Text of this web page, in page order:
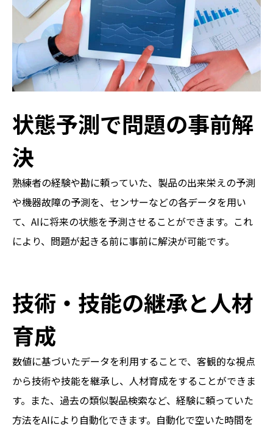
状態予測で問題の事前解
決
熟練者の経験や勘に頼っていた、製品の出来栄えの予測
や機器故障の予測を、センサーなどの各データを用い
て、AIに将来の状態を予測させることができます。これ
により、問題が起きる前に事前に解決が可能です。
技術・技能の継承と人材
育成
数値に基づいたデータを利用することで、客観的な視点
から技術や技能を継承し、人材育成をすることができま
す。また、過去の類似製品検索など、経験に頼っていた
方法をAIにより自動化できます。自動化で空いた時間を